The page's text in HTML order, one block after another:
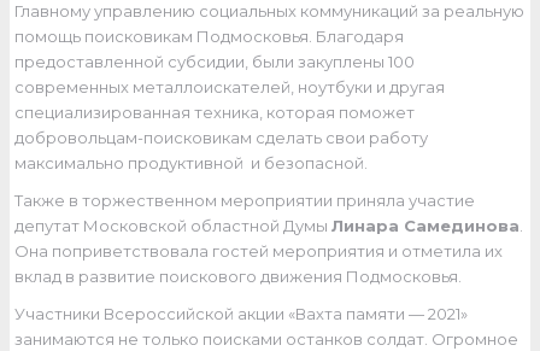
Главному управлению социальных коммуникаций за реальную
помощь поисковикам Подмосковья. Благодаря
предоставленной субсидии, были закуплены 100
современных металлоискателей, ноутбуки и другая
специализированная техника, которая поможет
добровольцам-поисковикам сделать свои работу
максимально продуктивной и безопасной.
Также в торжественном мероприятии приняла участие
депутат Московской областной ДумыЛинара Самединова
Она поприветствовала гостей мероприятия и отметила их
вклад в развитие поискового движения Подмосковья.
Участники Всероссийской акции «Вахта памяти — 2021»
занимаются не только поисками останков солдат. Огромное